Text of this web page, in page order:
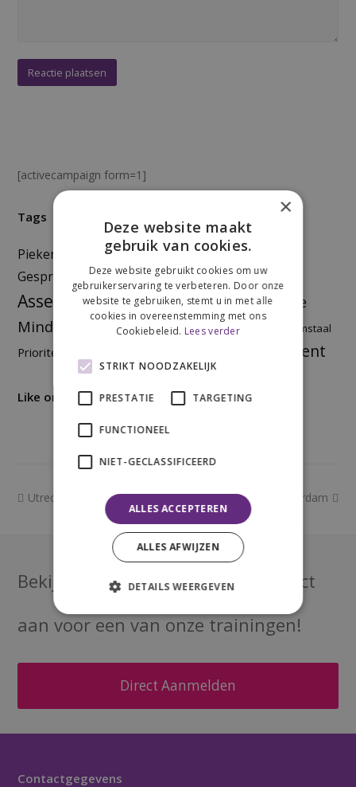
[activecampaign form=1]
Tags
Piekeren Kiezen Zelfvertrouwen
Gesprekstechnieken Veranderen Uitstellen
AssertiviteitDoelen stellenCommunicatie
Mindset effectief werken Plannen Multitasken Lichaamstaal
Prioriteiten Time management
Like ons op Facebook!
previous
Utrecht dag 2 Rotterdam
Bekijk onzeagendaof meld je direct
aan voor een van onze trainingen!
Direct Aanmelden
Contactgegevens
×
Deze website maakt
gebruik van cookies.
Deze website gebruikt cookies om uw
gebruikerservaring te verbeteren. Door onze
website te gebruiken, stemt u in met alle
cookies in overeenstemming met ons
Cookiebeleid. Lees verder
STRIKT NOODZAKELIJK
PRESTATIE TARGETING
FUNCTIONEEL
NIET-GECLASSIFICEERD
ALLES ACCEPTEREN
ALLES AFWIJZEN
DETAILS WEERGEVEN